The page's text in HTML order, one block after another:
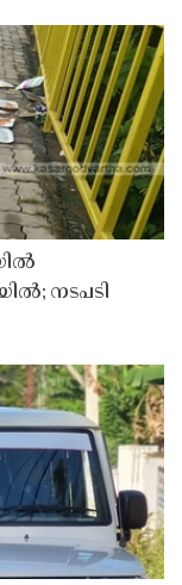
നടപടി